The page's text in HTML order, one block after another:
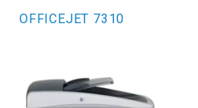
OFFICEJET 7310